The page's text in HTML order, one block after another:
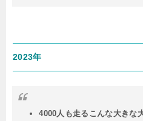
2023年
4000人も走るこんな大きな